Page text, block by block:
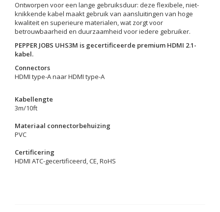
Ontworpen voor een lange gebruiksduur: deze flexibele, niet-
knikkende kabel maakt gebruik van aansluitingen van hoge
kwaliteit en superieure materialen, wat zorgt voor
betrouwbaarheid en duurzaamheid voor iedere gebruiker.
PEPPER JOBS UHS3M is gecertificeerde premium HDMI 2.1-
kabel.
Connectors
HDMI type-A naar HDMI type-A
Kabellengte
3m/10ft
Materiaal connectorbehuizing
PVC
Certificering
HDMI ATC-gecertificeerd, CE, RoHS